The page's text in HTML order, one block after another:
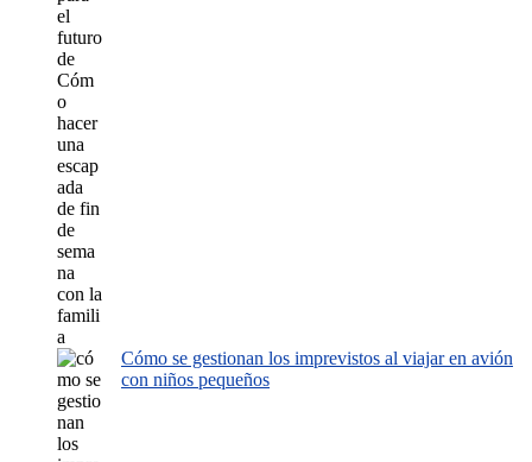
Cómo se gestionan los imprevistos al viajar en avión
con niños pequeños